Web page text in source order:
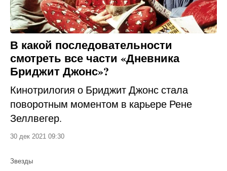
В какой последовательности
смотреть все части «Дневника
Бриджит Джонс»?
Кинотрилогия о Бриджит Джонс стала
поворотным моментом в карьере Рене
Зеллвегер.
30 дек 2021 09:30
Звезды